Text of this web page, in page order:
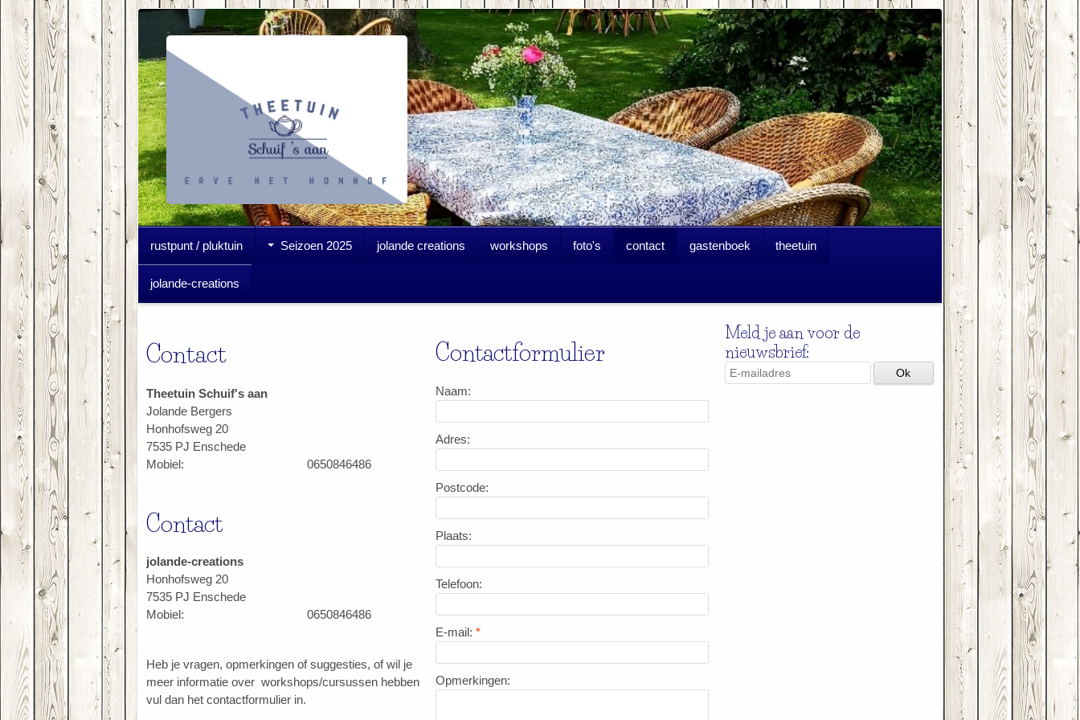
rustpunt / pluktuin Seizoen 2025 jolande creations workshops foto's contact gastenboek theetuin
jolande-creations
Contact
Theetuin Schuif's aan
Jolande Bergers
Honhofsweg 20
7535 PJ Enschede
Mobiel:
0650846486
Contact
jolande-creations
Honhofsweg 20
7535 PJ Enschede
Mobiel:
0650846486
Heb je vragen, opmerkingen of suggesties, of wil je
meer informatie over workshops/cursussen hebben
vul dan het contactformulier in.
Contactformulier
Naam:
Adres:
Postcode:
Plaats:
Telefoon:
E-mail: *
Opmerkingen:
Meld je aan voor de
nieuwsbrief: